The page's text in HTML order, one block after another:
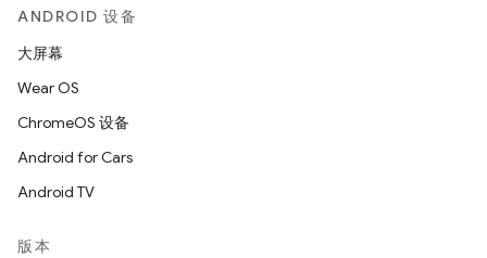
ANDROID 设备
大屏幕
Wear OS
ChromeOS 设备
Android for Cars
Android TV
版本